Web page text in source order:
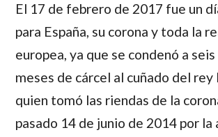
El 17 de febrero de 2017 fue un
para España, su corona y toda la
europea, ya que se condenó a
meses de cárcel al cuñado del rey
quien tomó las riendas de la
pasado 14 de junio de 2014 por la